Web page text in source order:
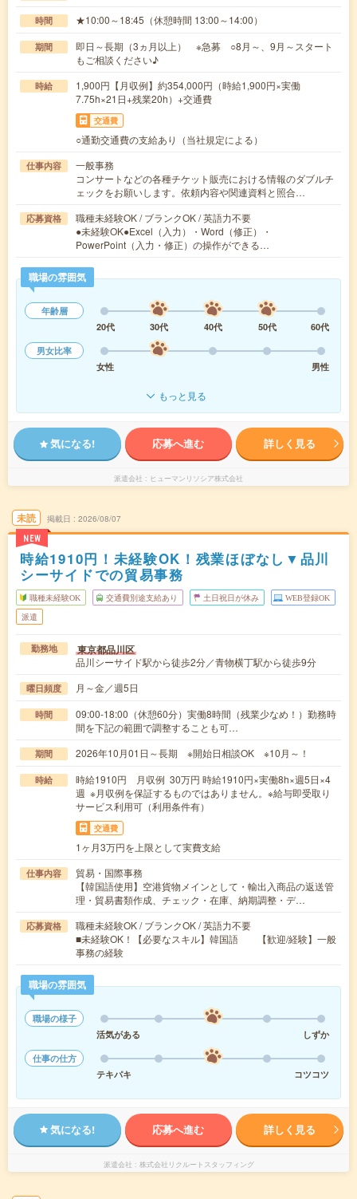
時間 ★10:00～18:45（休憩時間 13:00～14:00）
期間
即日～長期（3ヵ月以上） ※急募 ○8月～、9月～スタート
もご相談ください♪
時給
1,900円【月収例】約354,000円（時給1,900円×実働
7.75h×21日+残業20h）+交通費
交通費
○通勤交通費の支給あり（当社規定による）
仕事内容
一般事務
コンサートなどの各種チケット販売における情報のダブルチ
ェックをお願いします。依頼内容や関連資料と照合…
応募資格
職種未経験OK / ブランクOK / 英語力不要
●未経験OK●Excel（入力）・Word（修正）・
PowerPoint（入力・修正）の操作ができる…
職場の雰囲気
年齢層
20代
30代 40代 50代
60代
男女比率
女性
男性
もっと見る
気になる! 応募へ進む 詳しく見る
派遣会社 ヒューマンリソシア株式会社
未読
NEW
掲載日 2026/08/07
時給1910円！未経験OK！残業ほぼなし▼品川
シーサイドでの貿易事務
職種未経験OK 交通費別途支給あり 土日祝日が休み WEB登録OK
派遣
勤務地 東京都品川区
品川シーサイド駅から徒歩2分／青物横丁駅から徒歩9分
曜日頻度 月～金／週5日
時間
09:00-18:00（休憩60分）実働8時間（残業少なめ！）勤務時
間を下記の範囲で調整することも可…
期間 2026年10月01日～長期 ※開始日相談OK ※10月～！
時給
時給1910円 月収例 30万円 時給1910円×実働8h×週5日×4
週 ※月収例を保証するものではありません。※給与即受取り
サービス利用可（利用条件有）
交通費
1ヶ月3万円を上限として実費支給
仕事内容
貿易・国際事務
【韓国語使用】空港貨物メインとして・輸出入商品の返送管
理・貿易書類作成、チェック・在庫、納期調整・デ…
応募資格
職種未経験OK / ブランクOK / 英語力不要
■未経験OK！【必要なスキル】韓国語 【歓迎/経験】一般
事務の経験
職場の雰囲気
職場の様子
活気がある
しずか
仕事の仕方
テキパキ
コツコツ
気になる! 応募へ進む 詳しく見る
派遣会社 株式会社リクルートスタッフィング